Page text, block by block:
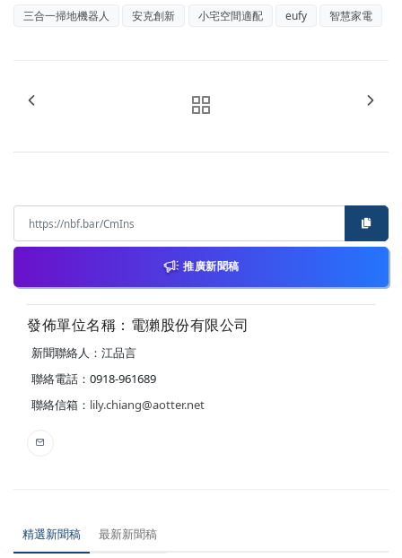
三合一掃地機器人 安克創新 小宅空間適配 eufy 智慧家電
推廣新聞稿
發佈單位名稱：電獺股份有限公司
新聞聯絡人：江品言
聯絡電話：0918-961689
聯絡信箱： lily.chiang@aotter.net
精選新聞稿 最新新聞稿